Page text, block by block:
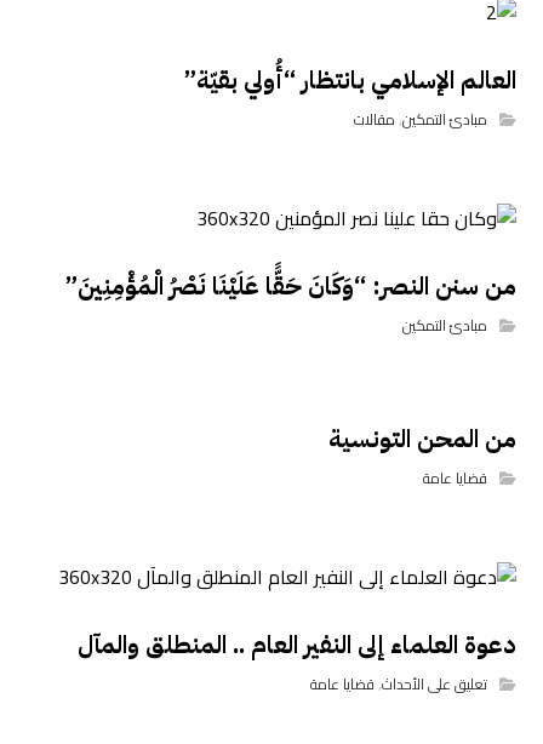
العالم الإسلامي بانتظار “أُولي بقيّة”
مبادئ التمكين,مقالات
من سنن النصر: “وَكَانَ حَقًّا عَلَيْنَا نَصْرُ الْمُؤْمِنِينَ”
مبادئ التمكين
من المحن التونسية
قضايا عامة
دعوة العلماء إلى النفير العام .. المنطلق والمآل
تعليق على الأحداث,قضايا عامة